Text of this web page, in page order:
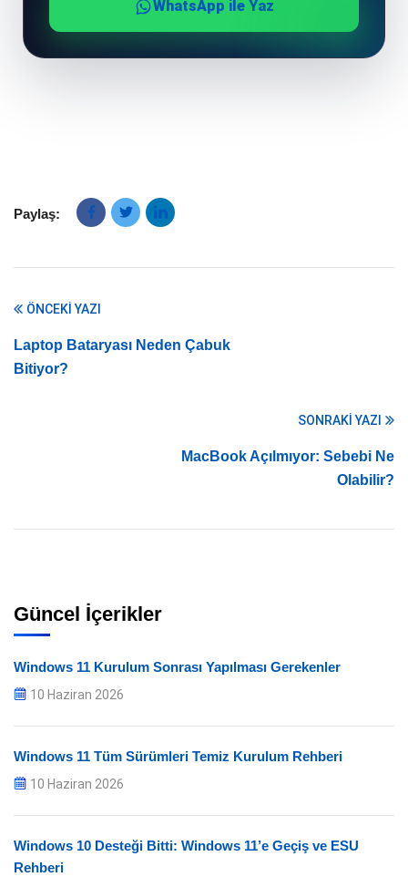
WhatsApp ile Yaz
Paylaş:
ÖNCEKI YAZI
Laptop Bataryası Neden Çabuk
Bitiyor?
SONRAKI YAZI
MacBook Açılmıyor: Sebebi Ne
Olabilir?
Güncel İçerikler
Windows 11 Kurulum Sonrası Yapılması Gerekenler
10 Haziran 2026
Windows 11 Tüm Sürümleri Temiz Kurulum Rehberi
10 Haziran 2026
Windows 10 Desteği Bitti: Windows 11’e Geçiş ve ESU
Rehberi